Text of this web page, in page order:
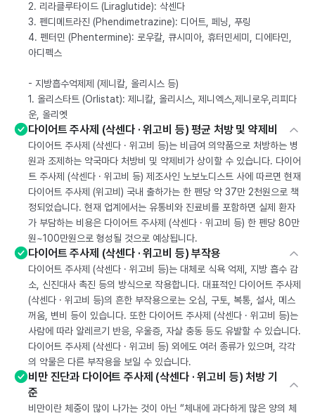
2. 리라클루타이드 (Liraglutide): 삭센다
3. 펜디메트라진 (Phendimetrazine): 디어트, 페닝, 푸링
4. 펜터민 (Phentermine): 로우칼, 큐시미아, 휴터민세미, 디에타민,
아디펙스
- 지방흡수억제제 (제니칼, 올리시스 등)
1. 올리스타트 (Orlistat): 제니칼, 올리시스, 제니엑스,제니로우,리피다
운, 올리엣
다이어트 주사제 (삭센다 · 위고비 등) 평균 처방 및 약제비
다이어트 주사제 (삭센다 · 위고비 등)는 비급여 의약품으로 처방하는 병
원과 조제하는 약국마다 처방비 및 약제비가 상이할 수 있습니다. 다이어
트 주사제 (삭센다 · 위고비 등) 제조사인 노보노디스트 사에 따르면 현재
다이어트 주사제 (위고비) 국내 출하가는 한 펜당 약 37만 2천원으로 책
정되었습니다. 현재 업계에서는 유통비와 진료비를 포함하면 실제 환자
가 부담하는 비용은 다이어트 주사제 (삭센다 · 위고비 등) 한 펜당 80만
원~100만원으로 형성될 것으로 예상됩니다.
다이어트 주사제 (삭센다 · 위고비 등) 부작용
다이어트 주사제 (삭센다 · 위고비 등)는 대체로 식욕 억제, 지방 흡수 감
소, 신진대사 촉진 등의 방식으로 작용합니다. 대표적인 다이어트 주사제
(삭센다 · 위고비 등)의 흔한 부작용으로는 오심, 구토, 복통, 설사, 메스
꺼움, 변비 등이 있습니다. 또한 다이어트 주사제 (삭센다 · 위고비 등)는
사람에 따라 알레르기 반응, 우울증, 자살 충동 등도 유발할 수 있습니다.
다이어트 주사제 (삭센다 · 위고비 등) 외에도 여러 종류가 있으며, 각각
의 약물은 다른 부작용을 보일 수 있습니다.
비만 진단과 다이어트 주사제 (삭센다 · 위고비 등) 처방 기
준
비만이란 체중이 많이 나가는 것이 아닌 “체내에 과다하게 많은 양의 체